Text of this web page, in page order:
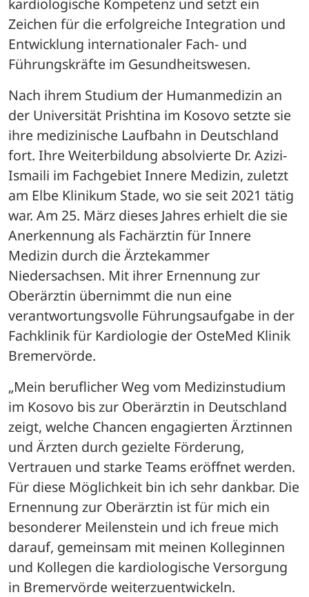
Zeichen für die erfolgreiche Integration und
Entwicklung internationaler Fach- und
Führungskräfte im Gesundheitswesen.
Nach ihrem Studium der Humanmedizin an
der Universität Prishtina im Kosovo setzte sie
ihre medizinische Laufbahn in Deutschland
fort. Ihre Weiterbildung absolvierte Dr. Azizi-
Ismaili im Fachgebiet Innere Medizin, zuletzt
am Elbe Klinikum Stade, wo sie seit 2021 tätig
war. Am 25. März dieses Jahres erhielt die sie
Anerkennung als Fachärztin für Innere
Medizin durch die Ärztekammer
Niedersachsen. Mit ihrer Ernennung zur
Oberärztin übernimmt die nun eine
verantwortungsvolle Führungsaufgabe in der
Fachklinik für Kardiologie der OsteMed Klinik
Bremervörde.
„Mein beruflicher Weg vom Medizinstudium
im Kosovo bis zur Oberärztin in Deutschland
zeigt, welche Chancen engagierten Ärztinnen
und Ärzten durch gezielte Förderung,
Vertrauen und starke Teams eröffnet werden.
Für diese Möglichkeit bin ich sehr dankbar. Die
Ernennung zur Oberärztin ist für mich ein
besonderer Meilenstein und ich freue mich
darauf, gemeinsam mit meinen Kolleginnen
und Kollegen die kardiologische Versorgung
in Bremervörde weiterzuentwickeln.